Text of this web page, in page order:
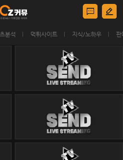
분석 먹튀사이트 지식/노하우 판